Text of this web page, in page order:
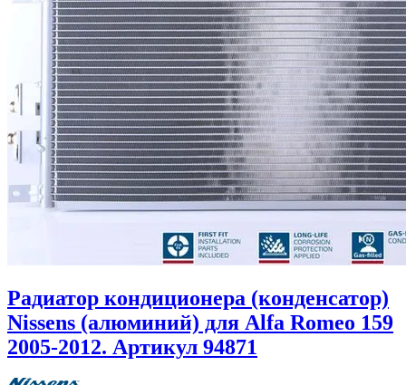
Радиатор кондиционера (конденсатор)
Nissens (алюминий) для Alfa Romeo 159
2005-2012. Артикул 94871